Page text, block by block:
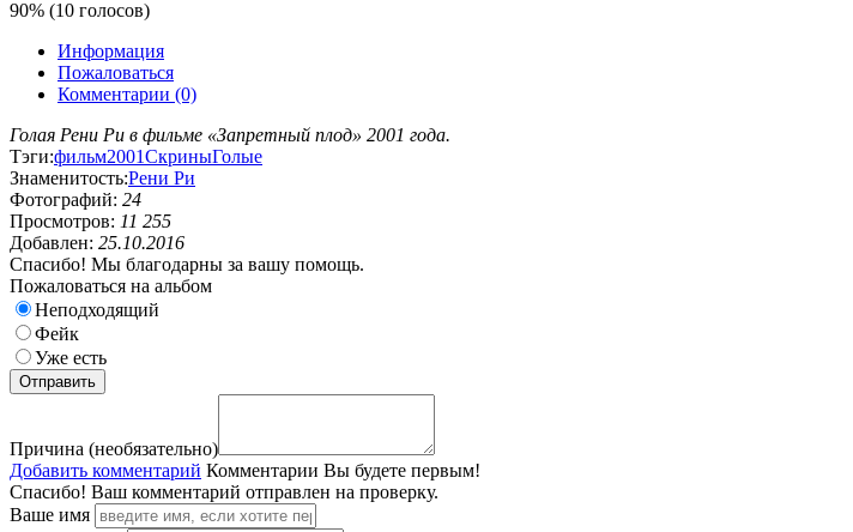
90% (10 голосов)
Информация
Пожаловаться
Комментарии (0)
Голая Рени Ри в фильме «Запретный плод» 2001 года.
Тэги:фильм2001СкриныГолые
Знаменитость:Рени Ри
Фотографий: 24
Просмотров: 11 255
Добавлен: 25.10.2016
Спасибо! Мы благодарны за вашу помощь.
Пожаловаться на альбом
Неподходящий
Фейк
Уже есть
Причина (необязательно)
Добавить комментарий Комментарии Вы будете первым!
Спасибо! Ваш комментарий отправлен на проверку.
Ваше имя